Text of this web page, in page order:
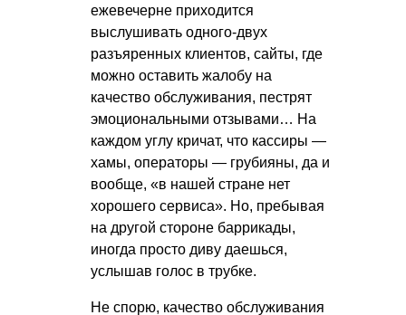
ежевечерне приходится
выслушивать одного-двух
разъяренных клиентов, сайты, где
можно оставить жалобу на
качество обслуживания, пестрят
эмоциональными отзывами… На
каждом углу кричат, что кассиры —
хамы, операторы — грубияны, да и
вообще, «в нашей стране нет
хорошего сервиса». Но, пребывая
на другой стороне баррикады,
иногда просто диву даешься,
услышав голос в трубке.
Не спорю, качество обслуживания